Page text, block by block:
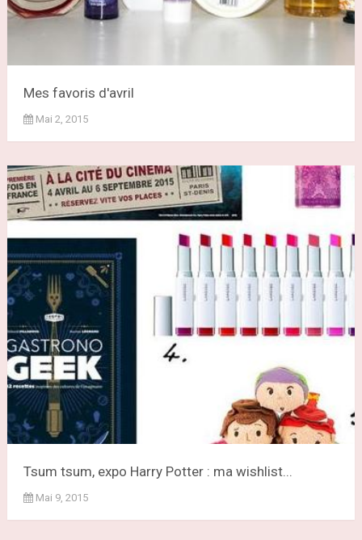
Mes favoris d'avril
Mai 2, 2015
Tsum tsum, expo Harry Potter : ma wishlist...
Mai 9, 2015